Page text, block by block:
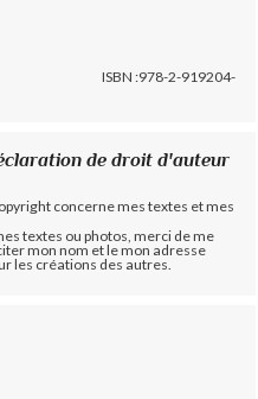
ISBN :978-2-919204-
de droit d'auteur
concerne mes textes et mes
textes ou photos, merci de me
mon nom et le mon adresse
les créations des autres.